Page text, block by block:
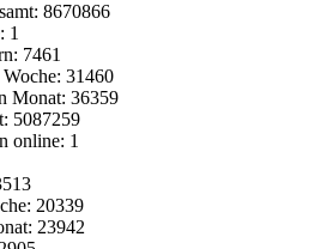
8670866
1
7461
31460
Monat: 36359
5087259
online: 1
20339
23942